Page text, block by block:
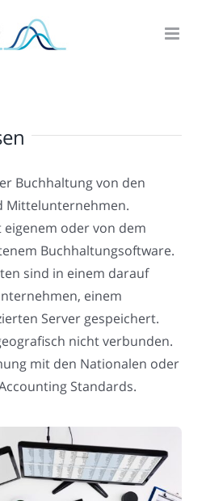
Buchhaltung von den
Mittelunternehmen.
oder von dem
Buchhaltungsoftware.
sind in einem darauf
einem
Server gespeichert.
nicht verbunden.
mit den Nationalen oder
Standards.